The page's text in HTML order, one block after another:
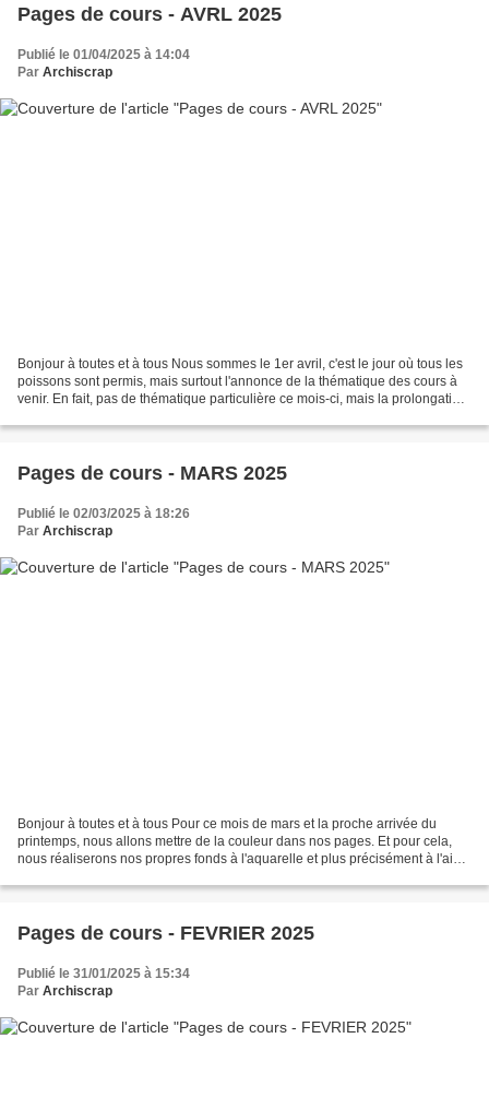
Pages de cours - AVRL 2025
Publié le 01/04/2025 à 14:04
Par Archiscrap
Bonjour à toutes et à tous Nous sommes le 1er avril, c'est le jour où tous les
poissons sont permis, mais surtout l'annonce de la thématique des cours à
venir. En fait, pas de thématique particulière ce mois-ci, mais la prolongation
Pages de cours - MARS 2025
Publié le 02/03/2025 à 18:26
Par Archiscrap
Bonjour à toutes et à tous Pour ce mois de mars et la proche arrivée du
printemps, nous allons mettre de la couleur dans nos pages. Et pour cela,
nous réaliserons nos propres fonds à l'aquarelle et plus précisément à l'aide
Pages de cours - FEVRIER 2025
Publié le 31/01/2025 à 15:34
Par Archiscrap